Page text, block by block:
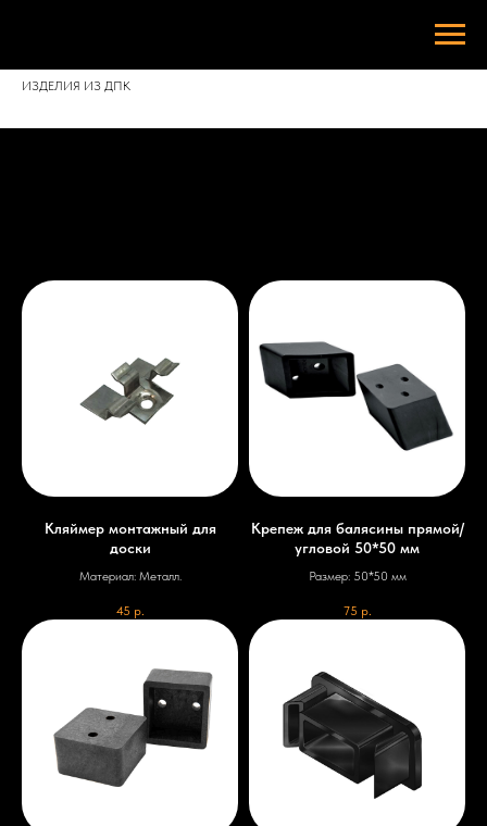
ИЗДЕЛИЯ ИЗ ДПК
Кляймер монтажный для
доски
Материал: Металл.
45 р.
Крепеж для балясины прямой/
угловой 50*50 мм
Размер: 50*50 мм
75 р.